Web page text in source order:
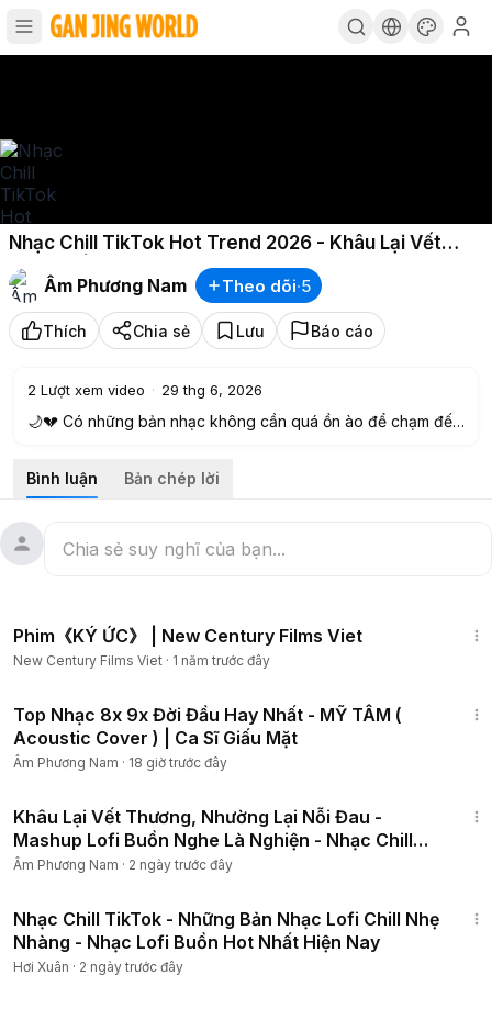
Nhạc Chill TikTok Hot Trend 2026 - Khâu Lại Vết
Thương | Playlist Nhạc Lofi Buồn Triệu View Hay
NhấtÂm Phương Nam Theo dõi·5
Thích Chia sẻ Lưu Báo cáo
2 Lượt xem video · 29 thg 6, 2026
🌙💔 Có những bản nhạc không cần quá ồn ào để chạm đến
ca từ đầy cảm xúc cũng đủ khiến một đêm dài trở nên sâu
lắng hơn.
🎧 Đây là playlist dành cho:
Những lúc cần một chút bình yên sau ngày dài mệt mỏi
Những ai yêu thích nhạc chill, lofi và ballad Việt Nam
☕ Một chiếc tai nghe.
🌧️ Một cơn mưa nhẹ.
🎶 Và một playlist đủ hay để đồng hành cùng cảm xúc.
Nguồn Video: CryzT
Video được Edit từ các phần mềm: Pr, AE, Me, CapCut
----------
02. Hãy Để Em Yên - Inso
03. Thiệp Hồng Mời Anh - Thiên Chí
04. Ngã Về Không - Ngân Ngân
Bình luận Bản chép lời
Phim《KÝ ỨC》 | New Century Films Viet
New Century Films Viet · 1 năm trước đây
Top Nhạc 8x 9x Đời Đầu Hay Nhất - MỸ TÂM (
Acoustic Cover ) | Ca Sĩ Giấu Mặt
Âm Phương Nam · 18 giờ trước đây
Khâu Lại Vết Thương, Nhường Lại Nỗi Đau -
Mashup Lofi Buồn Nghe Là Nghiện - Nhạc Chill
TikTok 2026
Âm Phương Nam · 2 ngày trước đây
Nhạc Chill TikTok - Những Bản Nhạc Lofi Chill Nhẹ
Nhàng - Nhạc Lofi Buồn Hot Nhất Hiện Nay
Hơi Xuân · 2 ngày trước đây